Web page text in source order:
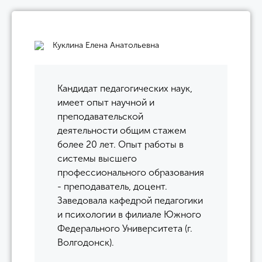
Куклина Елена Анатольевна
Кандидат педагогических наук,
имеет опыт научной и
преподавательской
деятельности общим стажем
более 20 лет. Опыт работы в
системы высшего
профессионального образования
- преподаватель, доцент.
Заведовала кафедрой педагогики
и психологии в филиале Южного
Федерального Университета (г.
Волгодонск).